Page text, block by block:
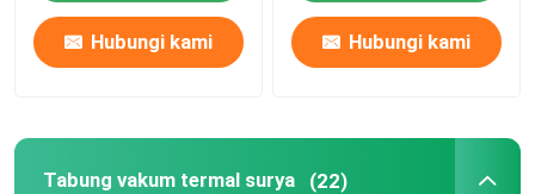
Hubungi kami Hubungi kami
Tabung vakum termal surya (22)